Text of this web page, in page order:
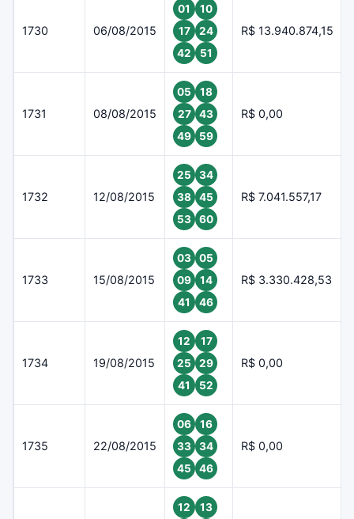
1730 06/08/2015
01
10
17
24
42
51
R$ 13.940.874,15
1731 08/08/2015
05
18
27
43
49
59
R$ 0,00
1732 12/08/2015
25
34
38
45
53
60
R$ 7.041.557,17
1733 15/08/2015
03
05
09
14
41
46
R$ 3.330.428,53
1734 19/08/2015
12
17
25
29
41
52
R$ 0,00
1735 22/08/2015
06
16
33
34
45
46
R$ 0,00
12
13